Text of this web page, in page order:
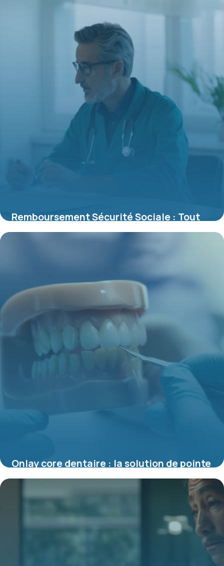
Remboursement Sécurité Sociale : Tout
savoir sur la prise en charge d’une
Onlay core dentaire : la solution de pointe
pour la restauration des dents abîmées
10 juillet 2025